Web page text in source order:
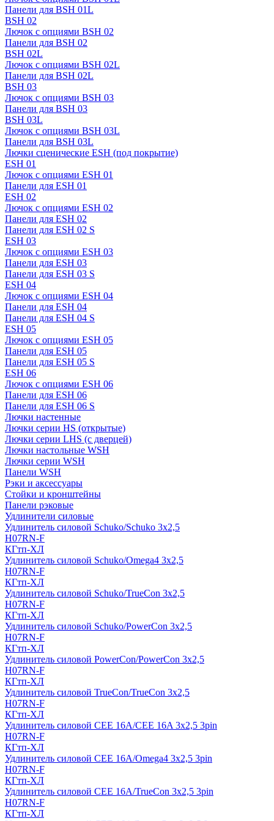
Панели для BSH 01L
BSH 02
Лючок с опциями BSH 02
Панели для BSH 02
BSH 02L
Лючок с опциями BSH 02L
Панели для BSH 02L
BSH 03
Лючок с опциями BSH 03
Панели для BSH 03
BSH 03L
Лючок с опциями BSH 03L
Панели для BSH 03L
Лючки сценические ESH (под покрытие)
ESH 01
Лючок с опциями ESH 01
Панели для ESH 01
ESH 02
Лючок с опциями ESH 02
Панели для ESH 02
Панели для ESH 02 S
ESH 03
Лючок с опциями ESH 03
Панели для ESH 03
Панели для ESH 03 S
ESH 04
Лючок с опциями ESH 04
Панели для ESH 04
Панели для ESH 04 S
ESH 05
Лючок с опциями ESH 05
Панели для ESH 05
Панели для ESH 05 S
ESH 06
Лючок с опциями ESH 06
Панели для ESH 06
Панели для ESH 06 S
Лючки настенные
Лючки серии HS (открытые)
Лючки серии LHS (с дверцей)
Лючки настольные WSH
Лючки серии WSH
Панели WSH
Рэки и аксессуары
Стойки и кронштейны
Панели рэковые
Удлинители силовые
Удлинитель силовой Schuko/Schuko 3х2,5
H07RN-F
КГтп-ХЛ
Удлинитель силовой Schuko/Omega4 3х2,5
H07RN-F
КГтп-ХЛ
Удлинитель силовой Schuko/TrueCon 3х2,5
H07RN-F
КГтп-ХЛ
Удлинитель силовой Schuko/PowerCon 3х2,5
H07RN-F
КГтп-ХЛ
Удлинитель силовой PowerCon/PowerCon 3х2,5
H07RN-F
КГтп-ХЛ
Удлинитель силовой TrueCon/TrueCon 3х2,5
H07RN-F
КГтп-ХЛ
Удлинитель силовой CEE 16A/CEE 16A 3х2,5 3pin
H07RN-F
КГтп-ХЛ
Удлинитель силовой CEE 16A/Omega4 3х2,5 3pin
H07RN-F
КГтп-ХЛ
Удлинитель силовой CEE 16A/TrueCon 3х2,5 3pin
H07RN-F
КГтп-ХЛ